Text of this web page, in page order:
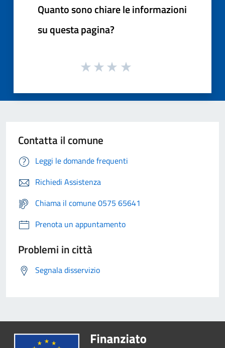
Quanto sono chiare le informazioni
su questa pagina?
Contatta il comune
Leggi le domande frequenti
Richiedi Assistenza
Chiama il comune 0575 65641
Prenota un appuntamento
Problemi in città
Segnala disservizio